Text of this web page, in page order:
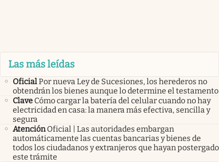
Las más leídas
OficialPor nueva Ley de Sucesiones, los herederos no
obtendrán los bienes aunque lo determine el testamento
Clave Cómo cargar la batería del celular cuando no hay
electricidad en casa: la manera más efectiva, sencilla y
segura
Atención Oficial | Las autoridades embargan
automáticamente las cuentas bancarias y bienes de
todos los ciudadanos y extranjeros que hayan postergado
este trámite